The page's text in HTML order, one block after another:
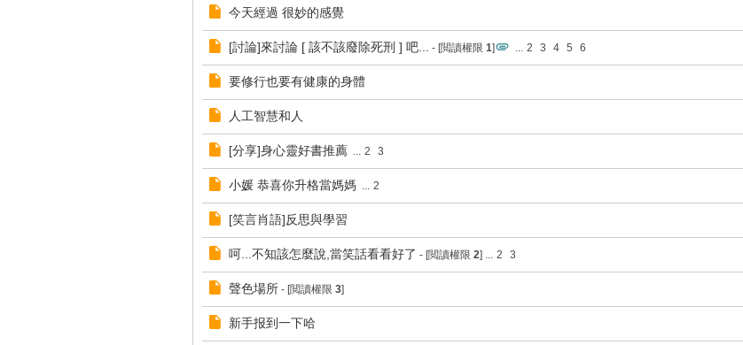
今天經過 很妙的感覺
[討論]來討論 [ 該不該廢除死刑 ] 吧... - [閲讀權限 1] ... 2 3 4 5 6
要修行也要有健康的身體
人工智慧和人
[分享]身心靈好書推薦 ... 2 3
小媛 恭喜你升格當媽媽 ... 2
[笑言肖語]反思與學習
呵...不知該怎麼說,當笑話看看好了 - [閲讀權限 2] ... 2 3
聲色場所 - [閲讀權限 3]
新手报到一下哈